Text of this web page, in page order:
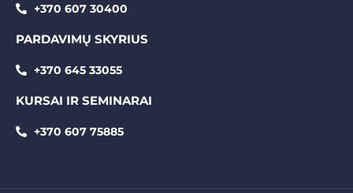
+370 607 30400
PARDAVIMŲ SKYRIUS
+370 645 33055
KURSAI IR SEMINARAI
+370 607 75885